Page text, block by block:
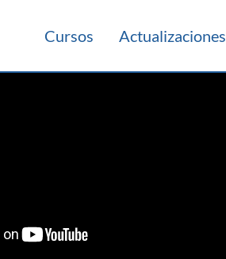
Cursos Actualizaciones